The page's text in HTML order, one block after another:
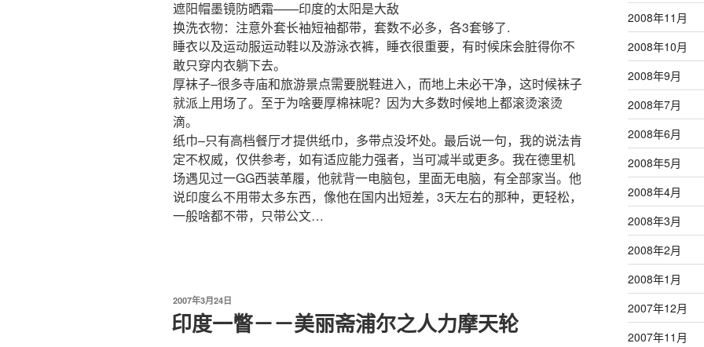
遮阳帽墨镜防晒霜——印度的太阳是大敌
换洗衣物：注意外套长袖短袖都带，套数不必多，各3套够了.
睡衣以及运动服运动鞋以及游泳衣裤，睡衣很重要，有时候床会脏得你不
敢只穿内衣躺下去。
厚袜子–很多寺庙和旅游景点需要脱鞋进入，而地上未必干净，这时候袜子
就派上用场了。至于为啥要厚棉袜呢？因为大多数时候地上都滚烫滚烫
滴。
纸巾–只有高档餐厅才提供纸巾，多带点没坏处。最后说一句，我的说法肯
定不权威，仅供参考，如有适应能力强者，当可减半或更多。我在德里机
场遇见过一GG西装革履，他就背一电脑包，里面无电脑，有全部家当。他
说印度么不用带太多东西，像他在国内出短差，3天左右的那种，更轻松，
一般啥都不带，只带公文…
发
布
于
2007年3月24日
印度一瞥－－美丽斋浦尔之人力摩天轮
2008年11月
2008年10月
2008年9月
2008年7月
2008年6月
2008年5月
2008年4月
2008年3月
2008年2月
2008年1月
2007年12月
2007年11月